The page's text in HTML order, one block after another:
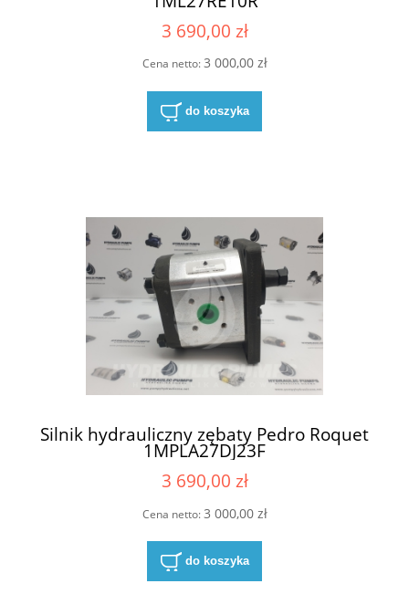
3 690,00 zł
Cena netto:3 000,00 zł
do koszyka
Silnik hydrauliczny zębaty Pedro Roquet
1MPLA27DJ23F
3 690,00 zł
Cena netto:3 000,00 zł
do koszyka